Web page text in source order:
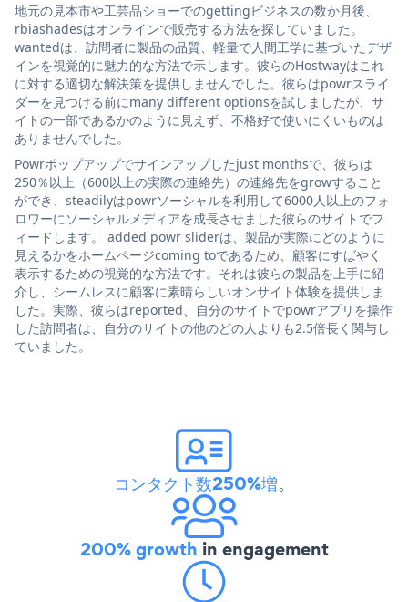
地元の見本市や工芸品ショーでのgettingビジネスの数か月後、
rbiashadesはオンラインで販売する方法を探していました。
wantedは、訪問者に製品の品質、軽量で人間工学に基づいたデザ
インを視覚的に魅力的な方法で示します。彼らのHostwayはこれ
に対する適切な解決策を提供しませんでした。彼らはpowrスライ
ダーを見つける前にmany different optionsを試しましたが、サ
イトの一部であるかのように見えず、不格好で使いにくいものは
ありませんでした。
Powrポップアップでサインアップしたjust monthsで、彼らは
250％以上（600以上の実際の連絡先）の連絡先をgrowすること
ができ、steadilyはpowrソーシャルを利用して6000人以上のフォ
ロワーにソーシャルメディアを成長させました彼らのサイトでフ
ィードします。 added powr sliderは、製品が実際にどのように
見えるかをホームページcoming toであるため、顧客にすばやく
表示するための視覚的な方法です。それは彼らの製品を上手に紹
介し、シームレスに顧客に素晴らしいオンサイト体験を提供しま
した。実際、彼らはreported、自分のサイトでpowrアプリを操作
した訪問者は、自分のサイトの他のどの人よりも2.5倍長く関与し
ていました。
コンタクト数250%増。
200% growth in engagement